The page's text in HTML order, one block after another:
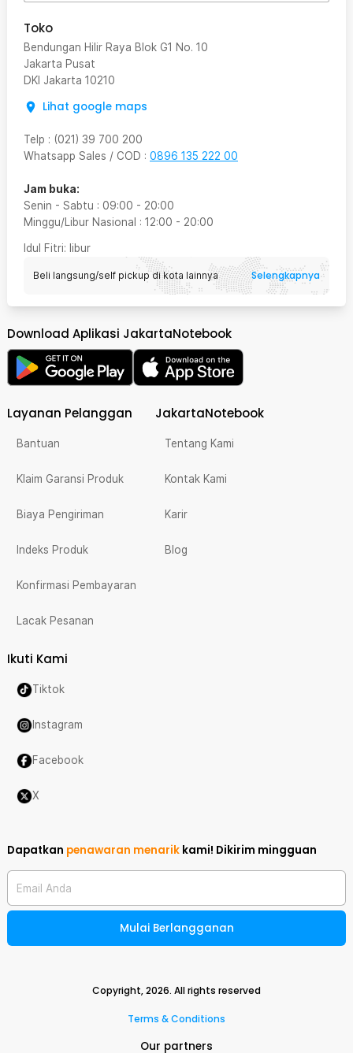
Toko
Bendungan Hilir Raya Blok G1 No. 10
Jakarta Pusat
DKI Jakarta 10210
Lihat google maps
Telp : (021) 39 700 200
Whatsapp Sales / COD : 0896 135 222 00
Jam buka:
Senin - Sabtu : 09:00 - 20:00
Minggu/Libur Nasional : 12:00 - 20:00
Idul Fitri: libur
Beli langsung/self pickup di kota lainnya Selengkapnya
Download Aplikasi JakartaNotebook
Layanan Pelanggan
Bantuan
Klaim Garansi Produk
Biaya Pengiriman
Indeks Produk
Konfirmasi Pembayaran
Lacak Pesanan
JakartaNotebook
Tentang Kami
Kontak Kami
Karir
Blog
Ikuti Kami
Tiktok
Instagram
Facebook
X
Dapatkan penawaran menarik kami! Dikirim mingguan
Email Anda
Mulai Berlangganan
Copyright,2026. All rights reserved
Terms & Conditions
Our partners